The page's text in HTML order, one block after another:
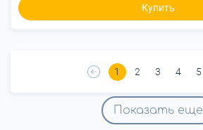
Купить
1 2 3 4 5
Показать еще